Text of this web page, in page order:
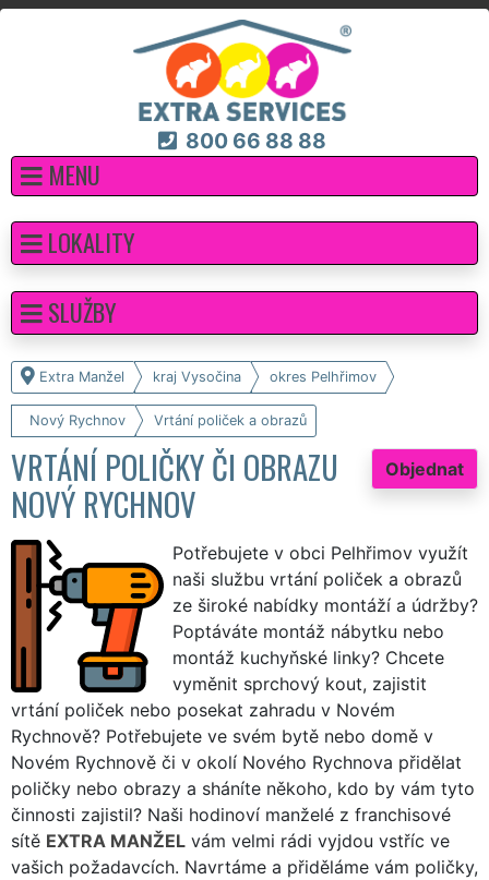
800 66 88 88
MENU
Extra Manžel kraj Vysočina okres Pelhřimov
Nový Rychnov Vrtání poliček a obrazů
Objednat
VRTÁNÍ POLIČKY ČI OBRAZU
NOVÝ RYCHNOV
Potřebujete v obci Pelhřimov využít
naši službu vrtání poliček a obrazů
ze široké nabídky montáží a údržby?
Poptáváte montáž nábytku nebo
montáž kuchyňské linky? Chcete
vyměnit sprchový kout, zajistit
vrtání poliček nebo posekat zahradu v Novém
Rychnově? Potřebujete ve svém bytě nebo domě v
Novém Rychnově či v okolí Nového Rychnova přidělat
poličky nebo obrazy a sháníte někoho, kdo by vám tyto
činnosti zajistil? Naši hodinoví manželé z franchisové
sítě EXTRA MANŽEL vám velmi rádi vyjdou vstříc ve
vašich požadavcích. Navrtáme a přiděláme vám poličky,
LOKALITY
SLUŽBY